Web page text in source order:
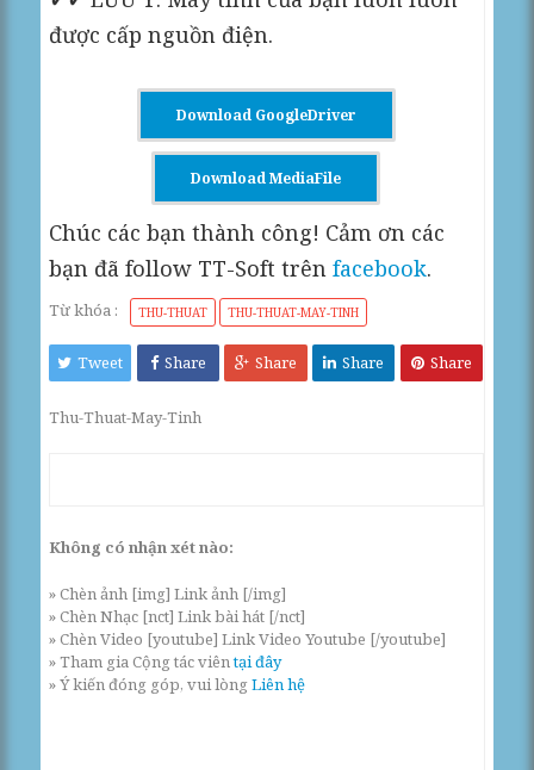
được cấp nguồn điện.
Download GoogleDriver
Download MediaFile
Chúc các bạn thành công! Cảm ơn các
bạn đã follow TT-Soft trênfacebook.
Từ khóa : THU-THUAT THU-THUAT-MAY-TINH
Tweet Share Share Share Share
Thu-Thuat-May-Tinh
Không có nhận xét nào:
» Chèn ảnh [img] Link ảnh [/img]
» Chèn Nhạc [nct] Link bài hát [/nct]
» Chèn Video [youtube] Link Video Youtube [/youtube]
» Tham gia Cộng tác viêntại đây
» Ý kiến đóng góp, vui lòngLiên hệ